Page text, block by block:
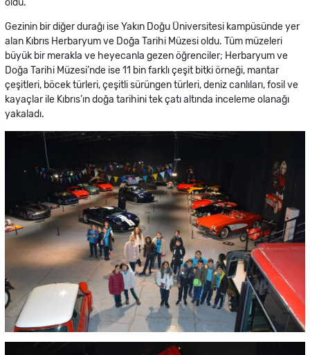
oldu.
Gezinin bir diğer durağı ise Yakın Doğu Üniversitesi kampüsünde yer
alan Kıbrıs Herbaryum ve Doğa Tarihi Müzesi oldu. Tüm müzeleri
büyük bir merakla ve heyecanla gezen öğrenciler; Herbaryum ve
Doğa Tarihi Müzesi’nde ise 11 bin farklı çeşit bitki örneği, mantar
çeşitleri, böcek türleri, çeşitli sürüngen türleri, deniz canlıları, fosil ve
kayaçlar ile Kıbrıs’ın doğa tarihini tek çatı altında inceleme olanağı
yakaladı.